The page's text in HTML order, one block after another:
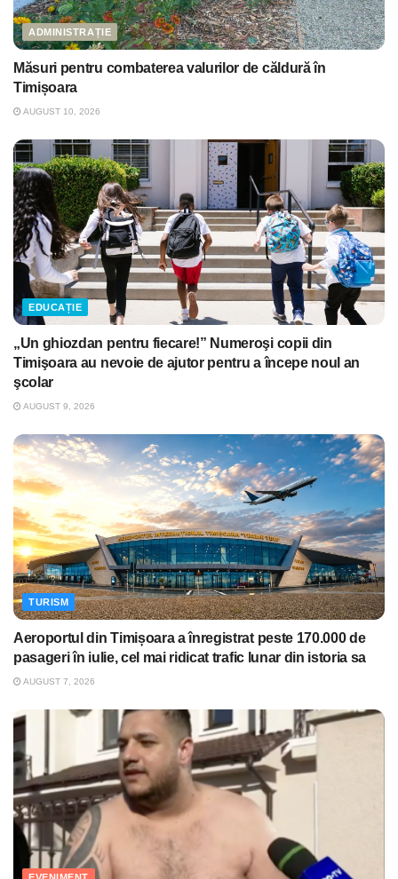
ADMINISTRAȚIE
Măsuri pentru combaterea valurilor de căldură în
Timișoara
AUGUST 10, 2026
EDUCAȚIE
„Un ghiozdan pentru fiecare!” Numeroşi copii din
Timişoara au nevoie de ajutor pentru a începe noul an
şcolar
AUGUST 9, 2026
TURISM
Aeroportul din Timișoara a înregistrat peste 170.000 de
pasageri în iulie, cel mai ridicat trafic lunar din istoria sa
AUGUST 7, 2026